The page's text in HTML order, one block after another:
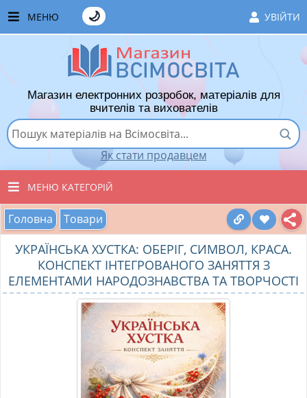
МЕНЮ УВІЙТИ
🌙
ЧАСТІ ЗАПИТАННЯ
ЯК ТУТ КУПУВАТИ
ЯК ТУТ ПРОДАВАТИ
ДОДАТИ РОЗРОБКУ
ВПОДОБАНІ ТОВАРИ
КОШИК
Магазин електронних розробок, матеріалів для
вчителів та вихователів
Як стати продавцем
МЕНЮ КАТЕГОРІЙ
ВСІ ТОВАРИ
ВИХОВАТЕЛЯМ ДНЗ
ПОЧАТКОВІ КЛАСИ
МАТЕРІАЛИ З ПРЕДМЕТІВ
РІЗНІ МАТЕРІАЛИ
Головна Товари
УКРАЇНСЬКА ХУСТКА: ОБЕРІГ, СИМВОЛ, КРАСА.
КОНСПЕКТ ІНТЕГРОВАНОГО ЗАНЯТТЯ З
ЕЛЕМЕНТАМИ НАРОДОЗНАВСТВА ТА ТВОРЧОСТІ